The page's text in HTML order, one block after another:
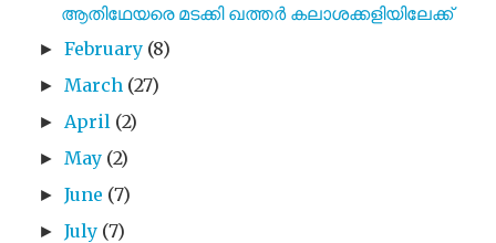
ആതിഥേയരെ മടക്കി ഖത്തർ കലാശക്കളിയിലേക്ക്
►February (8)
► March (27)
► April (2)
► May (2)
►June (7)
►July (7)